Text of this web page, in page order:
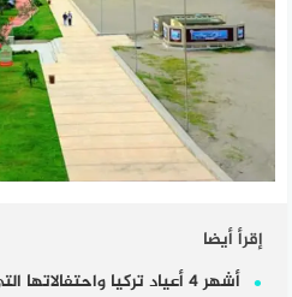
إقرأ أيضا
أشهر 4 أعياد تركيا واحتفالاتها التي لا تفوّت